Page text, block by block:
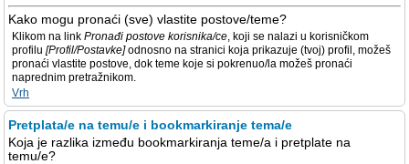
Kako mogu pronaći (sve) vlastite postove/teme?
Klikom na link Pronađi postove korisnika/ce, koji se nalazi u korisničkom
profilu [Profil/Postavke]odnosno na stranici koja prikazuje (tvoj) profil, možeš
pronaći vlastite postove, dok teme koje si pokrenuo/la možeš pronaći
naprednim pretražnikom.
Vrh
Pretplata/e na temu/e i bookmarkiranje tema/e
Koja je razlika između bookmarkiranja teme/a i pretplate na
temu/e?